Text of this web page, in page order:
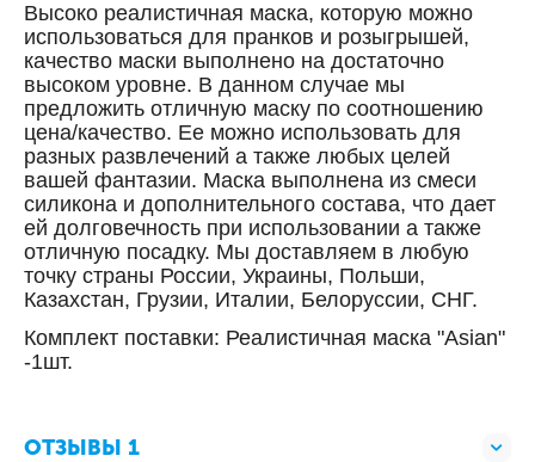
Высоко реалистичная маска, которую можно
использоваться для пранков и розыгрышей,
качество маски выполнено на достаточно
высоком уровне. В данном случае мы
предложить отличную маску по соотношению
цена/качество. Ее можно использовать для
разных развлечений а также любых целей
вашей фантазии. Маска выполнена из смеси
силикона и дополнительного состава, что дает
ей долговечность при использовании а также
отличную посадку. Мы доставляем в любую
точку страны России, Украины, Польши,
Казахстан, Грузии, Италии, Белоруссии, СНГ.
Комплект поставки: Реалистичная маска "Asian"
-1шт.
ОТЗЫВЫ 1